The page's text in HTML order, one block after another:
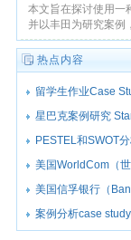
本文旨在探讨使用一
并以丰田为研究案例
性。它由2个部分组
热点内容
留学生作业Case
星巴克案例研究
PESTEL和SWOT
美国WorldCom（
美国信孚银行（
案例分析case